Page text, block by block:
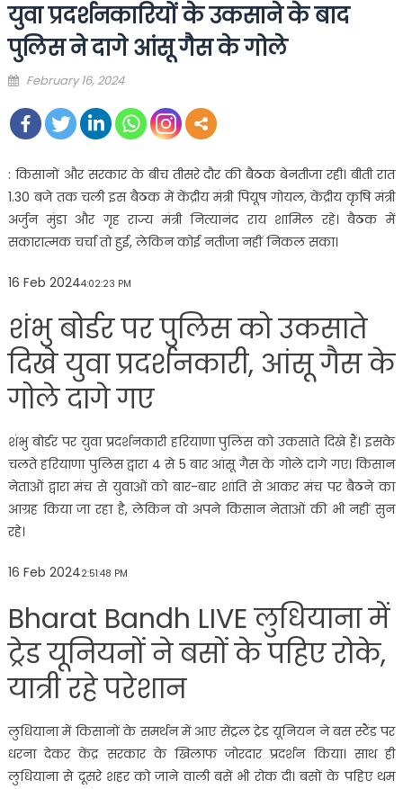
युवा प्रदर्शनकारियों के उकसाने के बाद
पुलिस ने दागे आंसू गैस के गोले
Posted
February 16, 2024
: किसानों और सरकार के बीच तीसरे दौर की बैठक बेनतीजा रही। बीती रात
1.30 बजे तक चली इस बैठक में केंद्रीय मंत्री पियूष गोयल, केंद्रीय कृषि मंत्री
अर्जुन मुंडा और गृह राज्य मंत्री नित्यानंद राय शामिल रहे। बैठक में
सकारात्मक चर्चा तो हुई, लेकिन कोई नतीजा नहीं निकल सका।
16 Feb 20244:02:23 PM
शंभु बोर्डर पर पुलिस को उकसाते
दिखे युवा प्रदर्शनकारी, आंसू गैस के
गोले दागे गए
शंभु बोर्डर पर युवा प्रदर्शनकारी हरियाणा पुलिस को उकसाते दिखे हैं। इसके
चलते हरियाणा पुलिस द्वारा 4 से 5 बार आंसू गैस के गोले दागे गए। किसान
नेताओं द्वारा मंच से युवाओं को बार-बार शांति से आकर मंच पर बैठने का
आग्रह किया जा रहा है, लेकिन वो अपने किसान नेताओं की भी नहीं सुन
रहे।
16 Feb 20242:51:48 PM
Bharat Bandh LIVE लुधियाना में
ट्रेड यूनियनों ने बसों के पहिए रोके,
यात्री रहे परेशान
लुधियाना में किसानों के समर्थन में आए सेंट्रल ट्रेड यूनियन ने बस स्टैंड पर
धरना देकर केंद्र सरकार के खिलाफ जोरदार प्रदर्शन किया। साथ ही
लुधियाना से दूसरे शहर को जाने वाली बसें भी रोक दी। बसों के पहिए थम